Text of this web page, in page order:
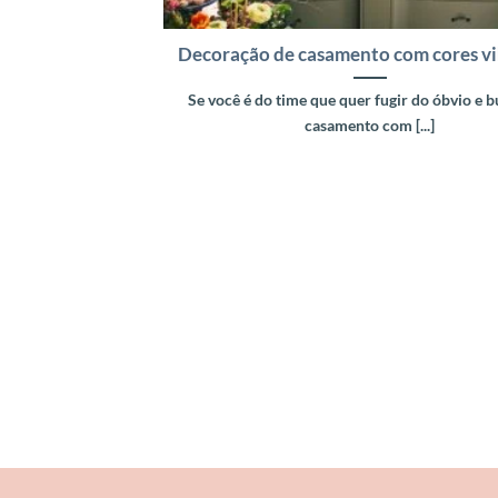
Decoração de casamento com cores
Se você é do time que quer fugir do óbvio e
casamento com [...]